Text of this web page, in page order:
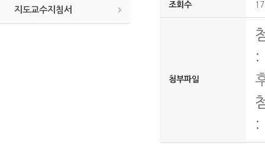
지도교수지침서
조회수
첨부파일
:
: